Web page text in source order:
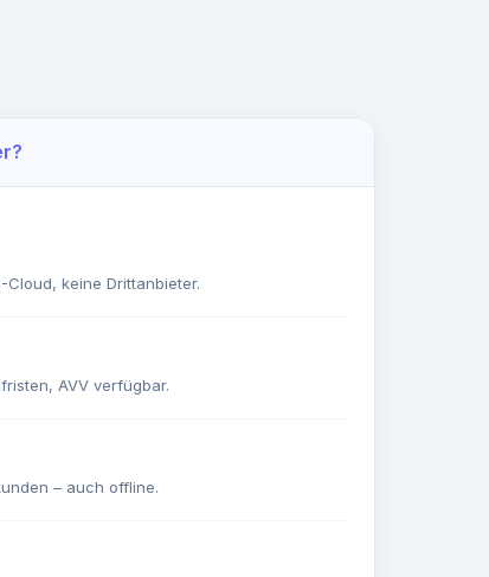
Cloud, keine Drittanbieter.
AVV verfügbar.
– auch offline.